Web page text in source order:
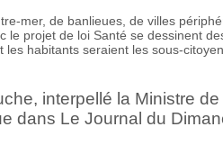
mer, de banlieues, de villes
le projet de loi Santé se dessinent
habitants seraient les sous-
interpellé la Ministre
dans Le Journal du